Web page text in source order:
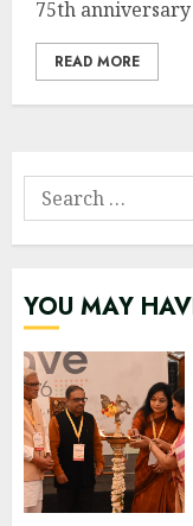
75th anniversary
READ MORE
Search
for:
YOU MAY